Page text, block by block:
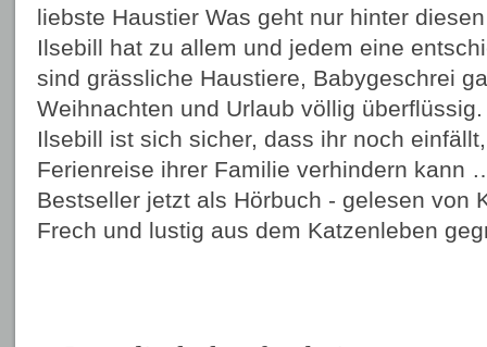
liebste Haustier Was geht nur hinter
Ilsebill hat zu allem und jedem eine
sind grässliche Haustiere, Babygeschrei
Weihnachten und Urlaub völlig
Ilsebill ist sich sicher, dass ihr noch
Ferienreise ihrer Familie verhindern kann
Bestseller jetzt als Hörbuch - gelesen von
Frech und lustig aus dem Katzenleben